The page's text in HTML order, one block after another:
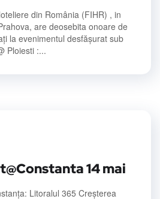
din România (FIHR) , in
are deosebita onoare de
la evenimentul desfășurat sub
Ploiesti :...
14 mai
Litoralul 365 Creșterea